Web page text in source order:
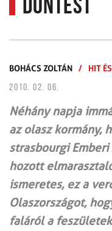
döntést
BOHÁCS ZOLTÁN / HIT
2010. 02. 06.
Néhány napja
az olasz kormány,
strasbourgi
hozott
ismeretes, ez a
Olaszországot,
faláról a